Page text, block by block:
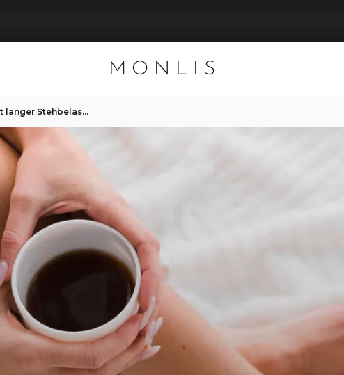
MONLIS
Pediküre für Menschen mit langer Stehbelastung